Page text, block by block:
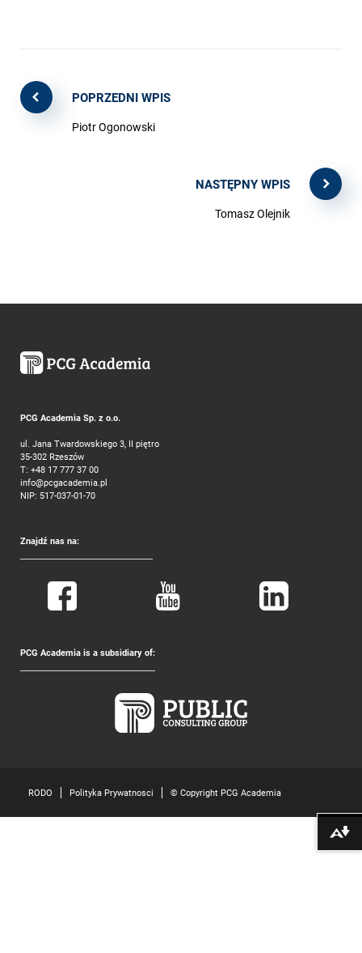
POPRZEDNI WPIS
Piotr Ogonowski
NASTĘPNY WPIS
Tomasz Olejnik
PCG Academia Sp. z o.o.
ul. Jana Twardowskiego 3, II piętro
35-302 Rzeszów
T: +48 17 777 37 00
info@pcgacademia.pl
NIP: 517-037-01-70
Znajdź nas na:
PCG Academia is a subsidiary of:
RODO Polityka Prywatnosci © Copyright PCG Academia
Pobierz